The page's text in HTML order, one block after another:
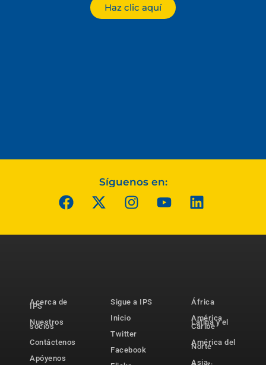
Haz clic aquí
Síguenos en:
Acerca de
IPS
Nuestros
socios
Contáctenos
Apóyenos
Sigue a IPS
Inicio
Twitter
Facebook
África
América
Latina y el
Caribe
América del
Norte
Asia-